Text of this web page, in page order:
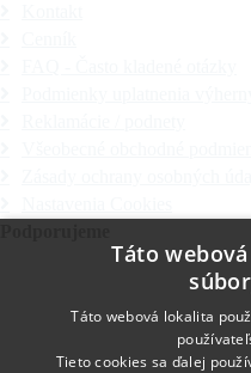
Celebrity vo VaV
Spolupráva s OZ Tolamir
Separácia odpadu
Všetko pre dôstojný život
Táto
Táto webová lokalita
Tieto cookies sa ďalej